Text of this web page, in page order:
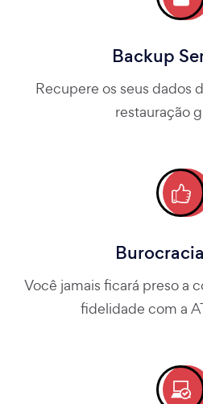
Backup
Recupere os seus dados
restauração
Você jamais ficará preso a
fidelidade com a